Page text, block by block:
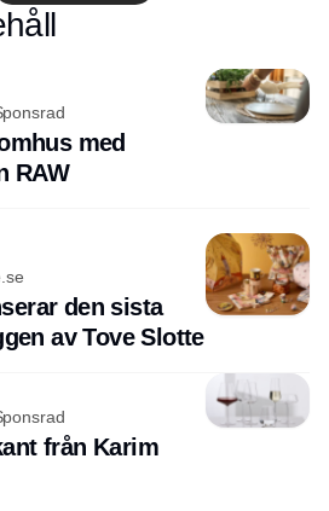
Annons
med
RAW
den sista
av Tove Slotte
från Karim